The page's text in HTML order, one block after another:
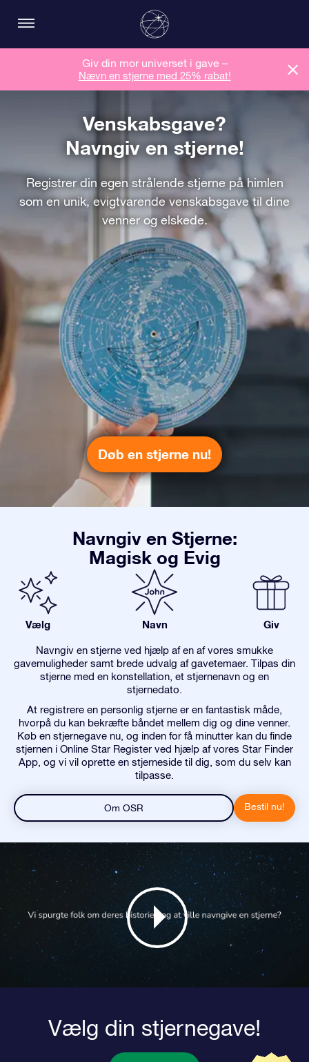
Giv din mor universet i gave –
Nævn en stjerne med 25% rabat!
Venskabsgave?
Navngiv en stjerne!
Registrer din egen strålende stjerne på himlen
som en unik, evigtvarende venskabsgave til dine
venner og elskede.
Døb en stjerne nu!
Navngiv en Stjerne:
Magisk og Evig
Vælg Navn Giv
Navngiv en stjerne ved hjælp af en af vores smukke
gavemuligheder samt brede udvalg af gavetemaer. Tilpas din
stjerne med en konstellation, et stjernenavn og en
stjernedato.
At registrere en personlig stjerne er en fantastisk måde,
hvorpå du kan bekræfte båndet mellem dig og dine venner.
Køb en stjernegave nu, og inden for få minutter kan du finde
stjernen i Online Star Register ved hjælp af vores Star Finder
App, og vi vil oprette en stjerneside til dig, som du selv kan
tilpasse.
Om OSR Bestil nu!
Vælg din stjernegave!